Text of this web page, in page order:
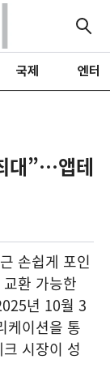
국제 엔터
대”…앱테
손쉽게 포인
환 가능한
년 10월 3
케이션을 통
시장이 성